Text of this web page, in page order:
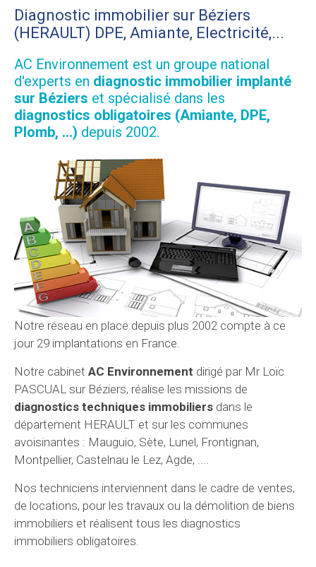
Diagnostic immobilier sur Béziers
(HERAULT) DPE, Amiante, Electricité,...
AC Environnement est un groupe national
d'experts en diagnostic immobilier implanté
sur Béziers et spécialisé dans les
diagnostics obligatoires (Amiante, DPE,
Plomb, ...) depuis 2002.
Notre réseau en place depuis plus 2002 compte à ce
jour 29 implantations en France.
Notre cabinet AC Environnement dirigé par Mr Loïc
PASCUAL sur Béziers, réalise les missions de
diagnostics techniques immobiliers dans le
département HERAULT et sur les communes
avoisinantes : Mauguio, Sète, Lunel, Frontignan,
Montpellier, Castelnau le Lez, Agde, ....
Nos techniciens interviennent dans le cadre de ventes,
de locations, pour les travaux ou la démolition de biens
immobiliers et réalisent tous les diagnostics
immobiliers obligatoires.